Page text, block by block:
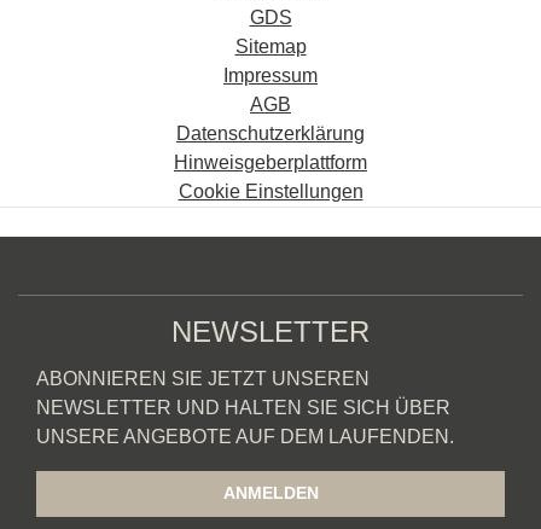
GDS
Sitemap
Impressum
AGB
Datenschutzerklärung
Hinweisgeberplattform
Cookie Einstellungen
NEWSLETTER
ABONNIEREN SIE JETZT UNSEREN
NEWSLETTER UND HALTEN SIE SICH ÜBER
UNSERE ANGEBOTE AUF DEM LAUFENDEN.
ANMELDEN